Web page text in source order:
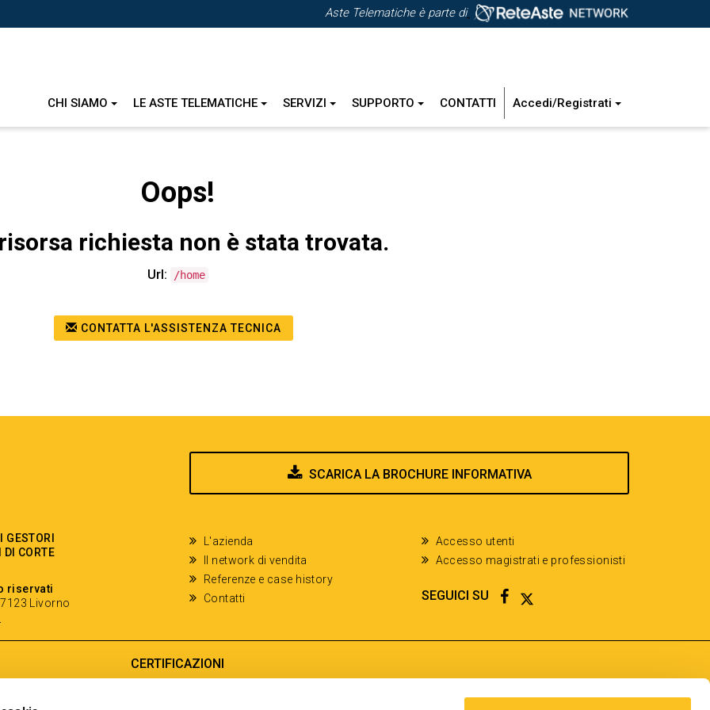
Aste Telematiche è parte di
CHI SIAMO LE ASTE TELEMATICHE SERVIZI SUPPORTO CONTATTI Accedi/Registrati
Oops!
richiesta non è stata trovata.
Url: /home
CONTATTA L'ASSISTENZA TECNICA
SCARICA LA BROCHURE INFORMATIVA
DI CORTE
riservati
Livorno
L'azienda
Il network di vendita
Referenze e case history
Contatti
Accesso utenti
Accesso magistrati e professionisti
SEGUICI SU FACEBOOK
TWITTER
CERTIFICAZIONI